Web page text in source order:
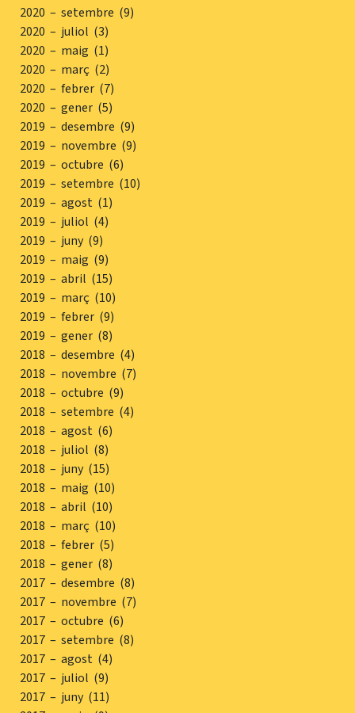
2020 – setembre (9)
2020 – juliol (3)
2020 – maig (1)
2020 – març (2)
2020 – febrer (7)
2020 – gener (5)
2019 – desembre (9)
2019 – novembre (9)
2019 – octubre (6)
2019 – setembre (10)
2019 – agost (1)
2019 – juliol (4)
2019 – juny (9)
2019 – maig (9)
2019 – abril (15)
2019 – març (10)
2019 – febrer (9)
2019 – gener (8)
2018 – desembre (4)
2018 – novembre (7)
2018 – octubre (9)
2018 – setembre (4)
2018 – agost (6)
2018 – juliol (8)
2018 – juny (15)
2018 – maig (10)
2018 – abril (10)
2018 – març (10)
2018 – febrer (5)
2018 – gener (8)
2017 – desembre (8)
2017 – novembre (7)
2017 – octubre (6)
2017 – setembre (8)
2017 – agost (4)
2017 – juliol (9)
2017 – juny (11)